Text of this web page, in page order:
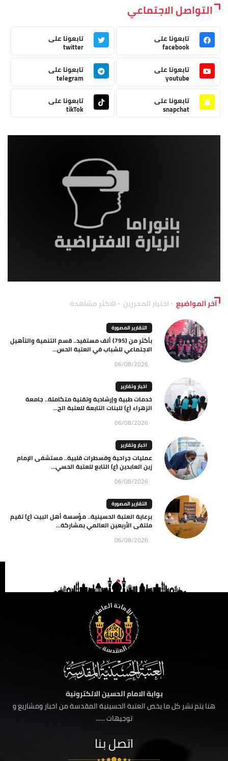
التواصل الاجتماعي
تابعونا على
facebook
تابعونا على
twitter
تابعونا على
youtube
تابعونا على
telegram
تابعونا على
snapchat
تابعونا على
tikTok
آخر المواضيع اختيار المحررين الاكثر مشاهدة
التقارير المصورة
بأكثر من (795) ألف مستفيد.. قسم التنمية والتأهيل
الاجتماعي للشباب في العتبة الحس...
06/08/2026
اخبار وتقارير
خدمات طبية وإرشادية وتقنية متكاملة.. جامعة
الزهراء (ع) للبنات التابعة للعتبة الح...
06/08/2026
اخبار وتقارير
عمليات جراحية وقسطرات قلبية.. مستشفى الإمام
زين العابدين (ع) التابع للعتبة الحسي...
06/08/2026
التقارير المصورة
برعاية العتبة الحسينية.. مؤسسة أهل البيت (ع) تقيم
ملتقى الأربعين العالمي بمشاركة...
06/08/2026
بوابة الامام الحسين الالكترونية
هنا يتم نشر كل ما يخص العتبة الحسينية المقدسة من اخبار ومشاريع و
توجيهات ......
اتصل بنا